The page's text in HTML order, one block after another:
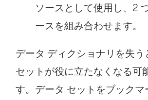
ソースとして使用し、2
ースを組み合わせます。
データ ディクショナリを失う
セットが役に立たなくなる可
す。データ セットをブックマ